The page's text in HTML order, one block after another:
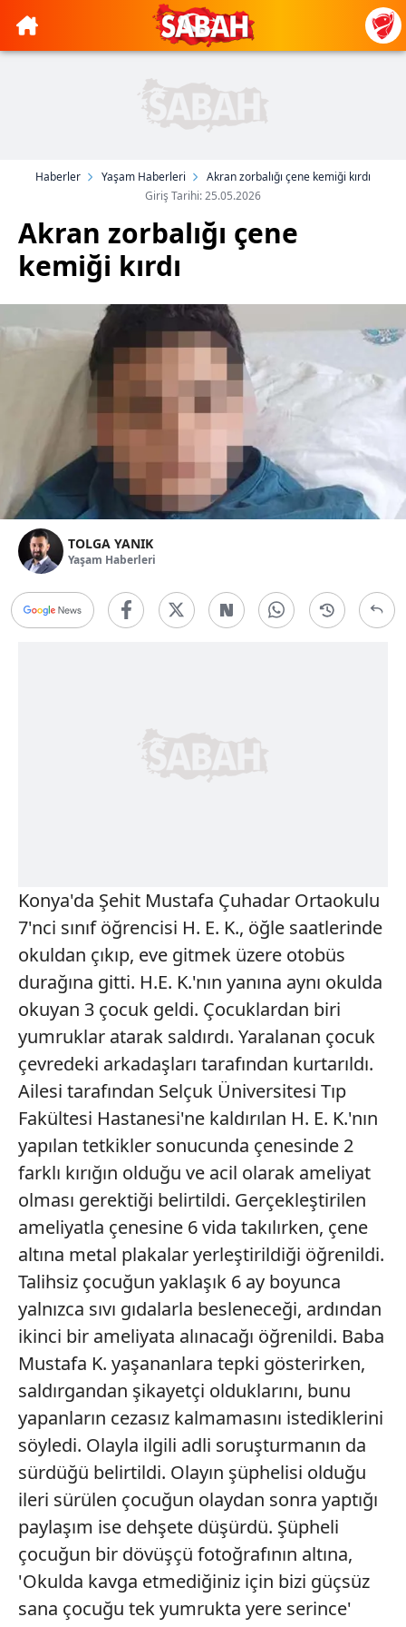
Haberler Yaşam Haberleri
Akran zorbalığı çene kemiği kırdı
Giriş Tarihi: 25.05.2026
Akran zorbalığı çene
kemiği kırdı
TOLGA YANIK
Yaşam Haberleri
Konya'da Şehit Mustafa Çuhadar Ortaokulu
7'nci sınıf öğrencisi H. E. K., öğle saatlerinde
okuldan çıkıp, eve gitmek üzere otobüs
durağına gitti. H.E. K.'nın yanına aynı okulda
okuyan 3 çocuk geldi. Çocuklardan biri
yumruklar atarak saldırdı. Yaralanan çocuk
çevredeki arkadaşları tarafından kurtarıldı.
Ailesi tarafından Selçuk Üniversitesi Tıp
Fakültesi Hastanesi'ne kaldırılan H. E. K.'nın
yapılan tetkikler sonucunda çenesinde 2
farklı kırığın olduğu ve acil olarak ameliyat
olması gerektiği belirtildi. Gerçekleştirilen
ameliyatla çenesine 6 vida takılırken, çene
altına metal plakalar yerleştirildiği öğrenildi.
Talihsiz çocuğun yaklaşık 6 ay boyunca
yalnızca sıvı gıdalarla besleneceği, ardından
ikinci bir ameliyata alınacağı öğrenildi. Baba
Mustafa K. yaşananlara tepki gösterirken,
saldırgandan şikayetçi olduklarını, bunu
yapanların cezasız kalmamasını istediklerini
söyledi. Olayla ilgili adli soruşturmanın da
sürdüğü belirtildi. Olayın şüphelisi olduğu
ileri sürülen çocuğun olaydan sonra yaptığı
paylaşım ise dehşete düşürdü. Şüpheli
çocuğun bir dövüşçü fotoğrafının altına,
'Okulda kavga etmediğiniz için bizi güçsüz
sana çocuğu tek yumrukta yere serince'